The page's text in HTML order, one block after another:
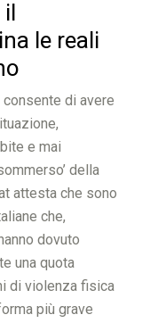
il
le reali
di avere
e mai
della
attesta che sono
che,
dovuto
una quota
di violenza fisica
più grave